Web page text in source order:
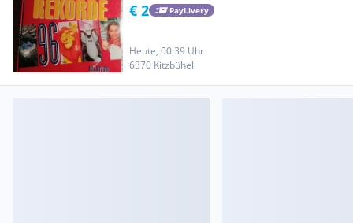
€ 2 PayLivery
Heute, 00:39 Uhr
6370 Kitzbühel